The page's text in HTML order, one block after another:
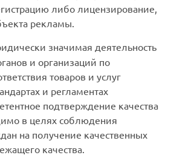
либо лицензирование,
рекламы.
значимая деятельность
и организаций по
товаров и услуг
и регламентах
подтверждение качества
в целях соблюдения
на получение качественных
качества.